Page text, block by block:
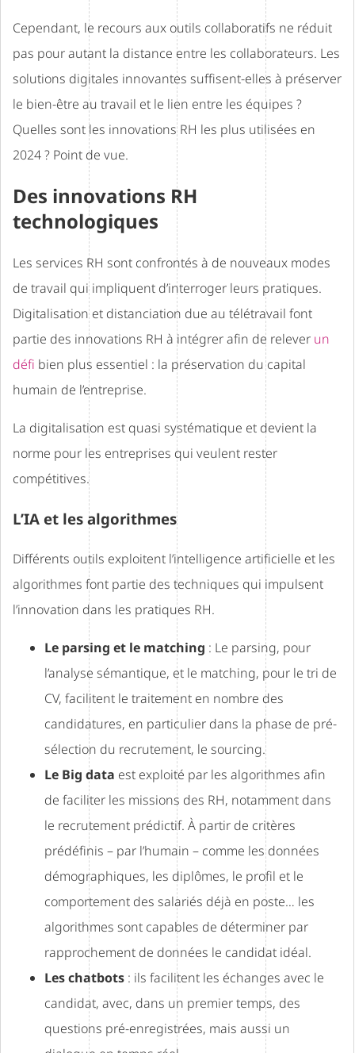
Cependant, le recours aux outils collaboratifs ne réduit
pas pour autant la distance entre les collaborateurs. Les
solutions digitales innovantes suffisent-elles à préserver
le bien-être au travail et le lien entre les équipes ?
Quelles sont les innovations RH les plus utilisées en
2024 ? Point de vue.
Des innovations RH
technologiques
Les services RH sont confrontés à de nouveaux modes
de travail qui impliquent d’interroger leurs pratiques.
Digitalisation et distanciation due au télétravail font
partie des innovations RH à intégrer afin de relever un
défi bien plus essentiel : la préservation du capital
humain de l’entreprise.
La digitalisation est quasi systématique et devient la
norme pour les entreprises qui veulent rester
compétitives.
L’IA et les algorithmes
Différents outils exploitent l’intelligence artificielle et les
algorithmes font partie des techniques qui impulsent
l’innovation dans les pratiques RH.
Le parsing et le matching : Le parsing, pour
l’analyse sémantique, et le matching, pour le tri de
CV, facilitent le traitement en nombre des
candidatures, en particulier dans la phase de pré-
sélection du recrutement, le sourcing.
Le Big data est exploité par les algorithmes afin
de faciliter les missions des RH, notamment dans
le recrutement prédictif. À partir de critères
prédéfinis – par l’humain – comme les données
démographiques, les diplômes, le profil et le
comportement des salariés déjà en poste… les
algorithmes sont capables de déterminer par
rapprochement de données le candidat idéal.
Les chatbots : ils facilitent les échanges avec le
candidat, avec, dans un premier temps, des
questions pré-enregistrées, mais aussi un